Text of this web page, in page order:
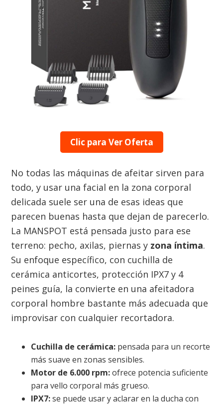
Clic para Ver Oferta
No todas las máquinas de afeitar sirven para
todo, y usar una facial en la zona corporal
delicada suele ser una de esas ideas que
parecen buenas hasta que dejan de parecerlo.
La MANSPOT está pensada justo para ese
terreno: pecho, axilas, piernas y zona íntima.
Su enfoque específico, con cuchilla de
cerámica anticortes, protección IPX7 y 4
peines guía, la convierte en una afeitadora
corporal hombre bastante más adecuada que
improvisar con cualquier recortadora.
Cuchilla de cerámica: pensada para un recorte
más suave en zonas sensibles.
Motor de 6.000 rpm:ofrece potencia suficiente
para vello corporal más grueso.
IPX7:se puede usar y aclarar en la ducha con